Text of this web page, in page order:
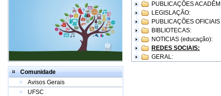
Comunidade
Avisos Gerais
UFSC
PUBLICAÇÕES
LEGISLAÇÃO:
PUBLICAÇÕES
BIBLIOTECAS:
NOTICIAS (educação):
REDES SOCIAIS:
GERAL: